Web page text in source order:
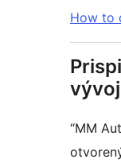
How to
“MM